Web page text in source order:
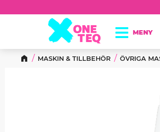
MASKIN & TILLBEHÖR ÖVRIGA